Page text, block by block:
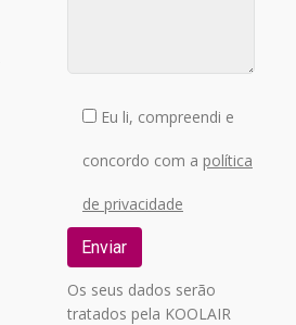
Eu li, compreendi e
concordo com a política
de privacidade
Os seus dados serão
tratados pela KOOLAIR